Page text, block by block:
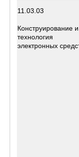
Конструирование и
технология
электронных